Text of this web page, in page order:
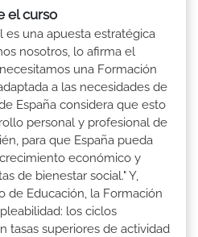
el curso
es una apuesta estratégica
nosotros, lo afirma el
una Formación
a las necesidades de
España considera que esto
personal y profesional de
para que España pueda
económico y
de bienestar social." Y,
de Educación, la Formación
los ciclos
tasas superiores de actividad